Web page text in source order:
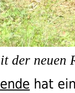
der neuen
hat